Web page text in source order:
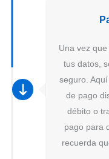
Una vez
tus datos,
seguro.
de pago
débito o
pago para
recuerda